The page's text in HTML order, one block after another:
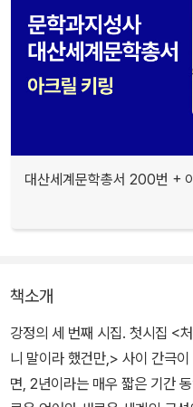
대산세계문학총서 200번 +
책소개
강정의 세 번째 시집. 첫시집 <
니 말이라 했건만,> 사이 간극
면, 2년이라는 매우 짧은 기간